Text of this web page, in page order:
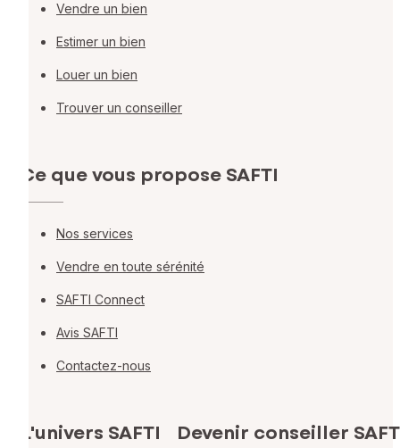
Vendre un bien
Estimer un bien
Louer un bien
Trouver un conseiller
Ce que vous propose SAFTI
Nos services
Vendre en toute sérénité
SAFTI Connect
Avis SAFTI
Contactez-nous
L'univers SAFTI Devenir conseiller